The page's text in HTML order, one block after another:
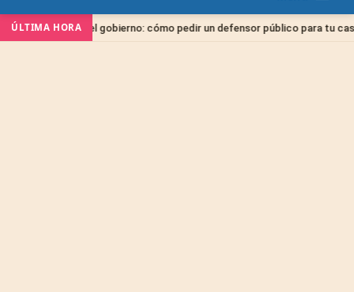
ÚLTIMA HORA
gratis del gobierno: cómo pedir un defensor público para tu caso